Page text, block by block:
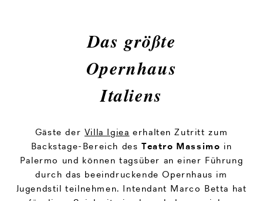
Das größte
Opernhaus
Italiens
Gäste der Villa Igiea erhalten Zutritt zum
Backstage-Bereich des Teatro Massimo in
Palermo und können tagsüber an einer Führung
durch das beeindruckende Opernhaus im
Jugendstil teilnehmen. Intendant Marco Betta hat